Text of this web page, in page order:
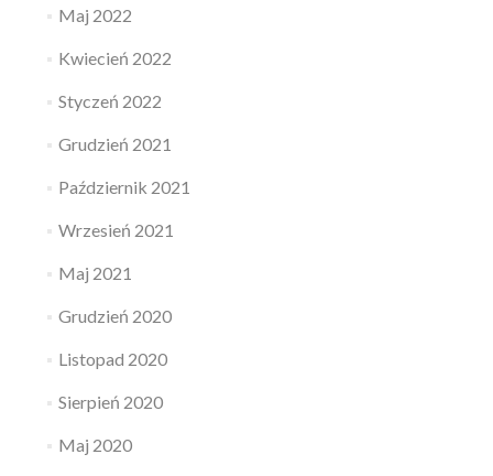
Maj 2022
Kwiecień 2022
Styczeń 2022
Grudzień 2021
Październik 2021
Wrzesień 2021
Maj 2021
Grudzień 2020
Listopad 2020
Sierpień 2020
Maj 2020